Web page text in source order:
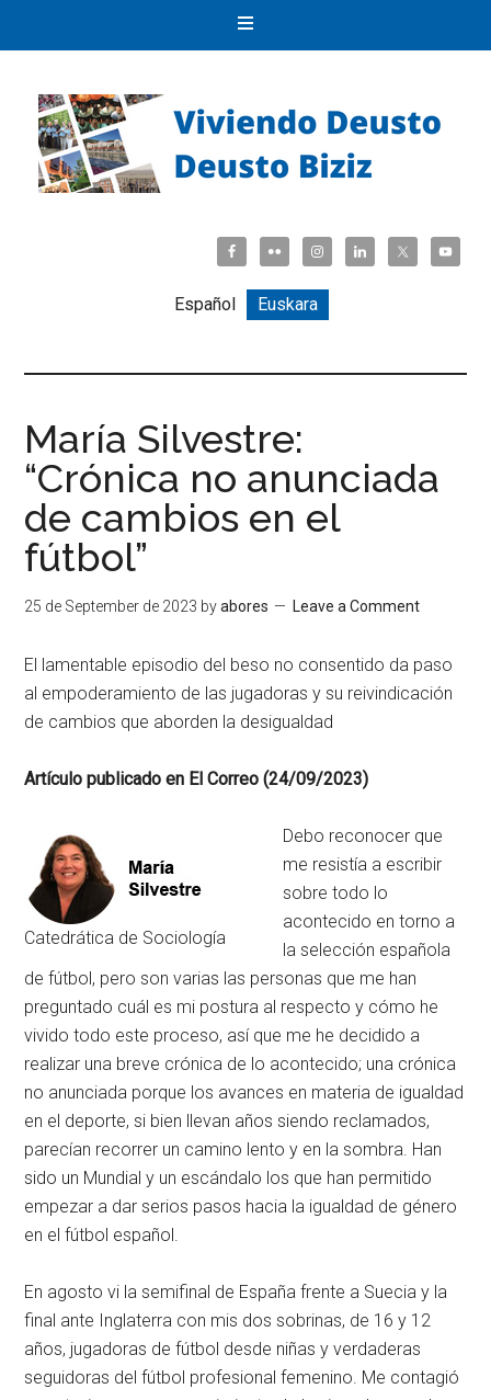
Español Euskara
María Silvestre:
“Crónica no anunciada
de cambios en el
fútbol”
25 de September de 2023 byabores Leave a Comment
El lamentable episodio del beso no consentido da paso
al empoderamiento de las jugadoras y su reivindicación
de cambios que aborden la desigualdad
Artículo publicado en El Correo (24/09/2023)
Catedrática de Sociología
Debo reconocer que
me resistía a escribir
sobre todo lo
acontecido en torno a
la selección española
de fútbol, pero son varias las personas que me han
preguntado cuál es mi postura al respecto y cómo he
vivido todo este proceso, así que me he decidido a
realizar una breve crónica de lo acontecido; una crónica
no anunciada porque los avances en materia de igualdad
en el deporte, si bien llevan años siendo reclamados,
parecían recorrer un camino lento y en la sombra. Han
sido un Mundial y un escándalo los que han permitido
empezar a dar serios pasos hacia la igualdad de género
en el fútbol español.
En agosto vi la semifinal de España frente a Suecia y la
final ante Inglaterra con mis dos sobrinas, de 16 y 12
años, jugadoras de fútbol desde niñas y verdaderas
seguidoras del fútbol profesional femenino. Me contagió